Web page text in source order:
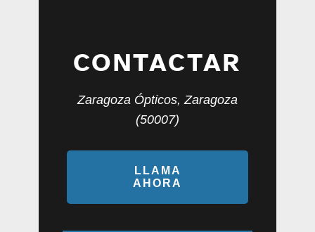
CONTACTAR
Zaragoza Ópticos, Zaragoza
(50007)
LLAMA
AHORA